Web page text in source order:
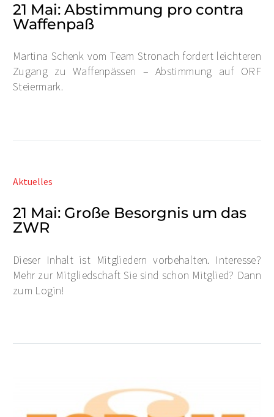
21 Mai: Abstimmung pro contra
Waffenpaß
Martina Schenk vom Team Stronach fordert leichteren
Zugang zu Waffenpässen – Abstimmung auf ORF
Steiermark.
Aktuelles
21 Mai: Große Besorgnis um das
ZWR
Dieser Inhalt ist Mitgliedern vorbehalten. Interesse?
Mehr zur Mitgliedschaft Sie sind schon Mitglied? Dann
zum Login!